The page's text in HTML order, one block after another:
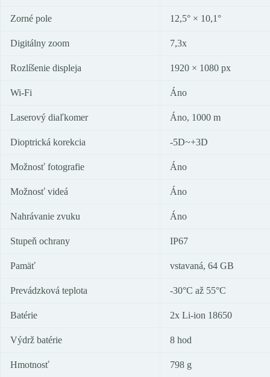
Zorné pole 12,5° × 10,1°
Digitálny zoom 7,3x
Rozlíšenie displeja 1920 × 1080 px
Wi-Fi Áno
Laserový diaľkomer Áno, 1000 m
Dioptrická korekcia -5D~+3D
Možnosť fotografie Áno
Možnosť videá Áno
Nahrávanie zvuku Áno
Stupeň ochrany IP67
Pamäť vstavaná, 64 GB
Prevádzková teplota -30°C až 55°C
Batérie 2x Li-ion 18650
Výdrž batérie 8 hod
Hmotnosť 798 g